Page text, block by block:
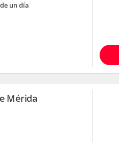
un día
Mérida